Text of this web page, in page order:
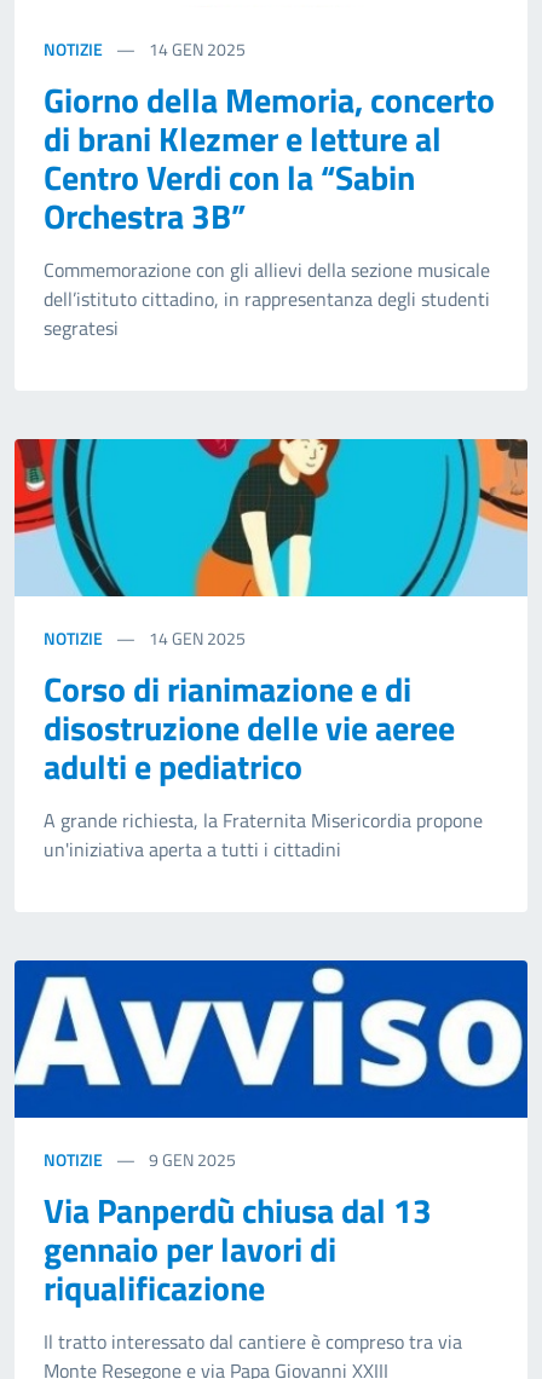
NOTIZIE 14GEN 2025
Giorno della Memoria, concerto
di brani Klezmer e letture al
Centro Verdi con la “Sabin
Orchestra 3B”
Commemorazione con gli allievi della sezione musicale
dell’istituto cittadino, in rappresentanza degli studenti
segratesi
NOTIZIE 14GEN 2025
Corso di rianimazione e di
disostruzione delle vie aeree
adulti e pediatrico
A grande richiesta, la Fraternita Misericordia propone
un'iniziativa aperta a tutti i cittadini
NOTIZIE 9GEN 2025
Via Panperdù chiusa dal 13
gennaio per lavori di
riqualificazione
Il tratto interessato dal cantiere è compreso tra via
Monte Resegone e via Papa Giovanni XXIII